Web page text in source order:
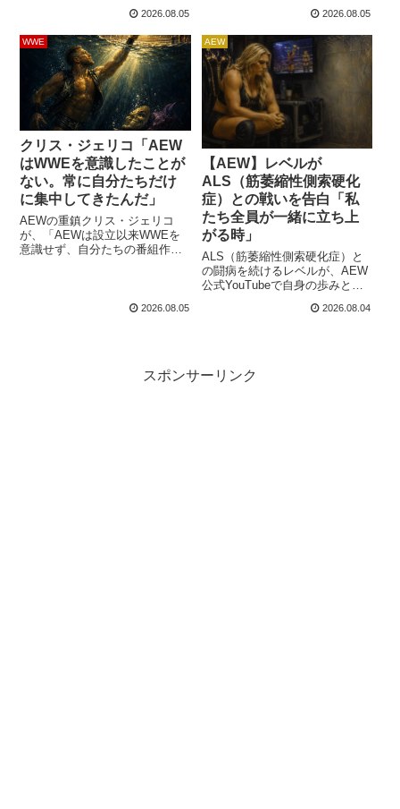
名前を奪う引退試合を、親子に
縁の深いメキシコ・ティフアナ
で実現したいと考えているよう
ねす。ドミニクは「The Ariel
Helwani Show」で、父レイが近
く引退する予定はないとしなが
ら、自身は以前から引退を求め
ていると語りました。妹のアリ
ーヤ...
2026.08.05
処置を避けたままWWEで試合を
続けることを望んでいます。リ
ーは、出演したPodcast番組
「Notsam Wrestling Live」で、
現地7月20日放送のRAW終了後
に親指の異変へ気づいたと説明
しました。ロッカールームへ戻
ると指が腫れて動か...
2026.08.05
WWE
クリス・ジェリコ「AEW
はWWEを意識したことが
ない。常に自分たちだけ
に集中してきたんだ」
AEWの重鎮クリス・ジェリコ
が、「AEWは設立以来WWEを
意識せず、自分たちの番組作り
し、WWE復帰ではなくAEW残
広告が強まったことで、AEWが
2026.08.05
AEW
【AEW】レベルが
ALS（筋萎縮性側索硬化
症）との戦いを告白「私
たち全員が一緒に立ち上
がる時」
ALS（筋萎縮性側索硬化症）と
の闘病を続けるレベルが、AEW
公式YouTubeで自身の歩みと闘
末に症状が現れ、2026年初頭に
としています。筋萎縮性側索硬
化症（ALS）は、脳からの命令
2026.08.04
スポンサーリンク